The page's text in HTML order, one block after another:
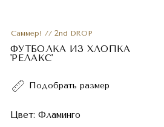
Саммер! // 2nd DROP
ФУТБОЛКА ИЗ ХЛОПКА
'РЕЛАКС'
Подобрать размер
Цвет: Фламинго